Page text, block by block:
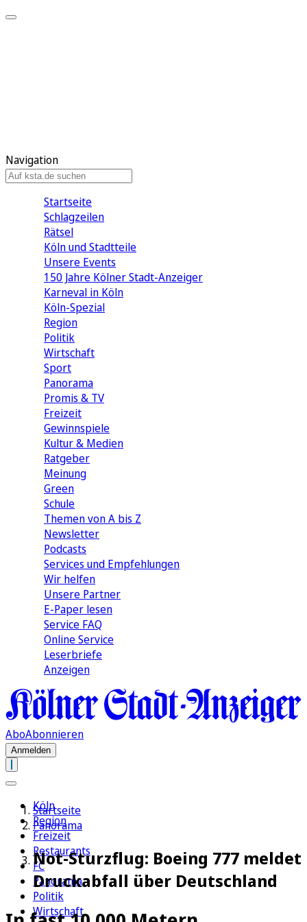
Navigation
Startseite
Schlagzeilen
Rätsel
Köln und Stadtteile
Unsere Events
150 Jahre Kölner Stadt-Anzeiger
Karneval in Köln
Köln-Spezial
Region
Politik
Wirtschaft
Sport
Panorama
Promis & TV
Freizeit
Gewinnspiele
Kultur & Medien
Ratgeber
Meinung
Green
Schule
Themen von A bis Z
Newsletter
Podcasts
Services und Empfehlungen
Wir helfen
Unsere Partner
E-Paper lesen
Service FAQ
Online Service
Leserbriefe
Anzeigen
AboAbonnieren
Anmelden
Köln
Region
Freizeit
Restaurants
FC
Panorama
Politik
Wirtschaft
Startseite
Panorama
Not-Sturzflug: Boeing 777 meldet
Druckabfall über Deutschland